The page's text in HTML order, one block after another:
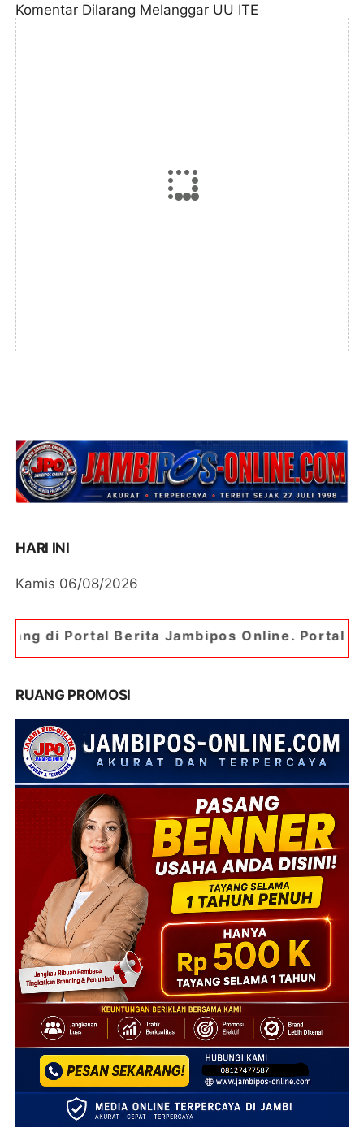
Komentar Dilarang Melanggar UU ITE
HARI INI
Kamis 06/08/2026
Jambipos Online. Portal Berita Paling
RUANG PROMOSI